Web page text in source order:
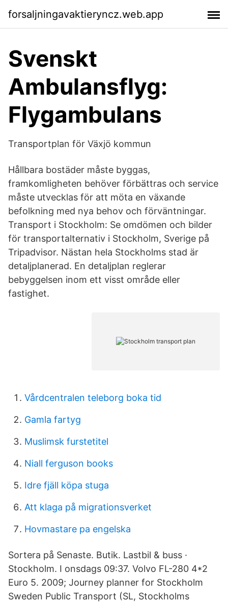
forsaljningavaktieryncz.web.app
Svenskt
Ambulansflyg:
Flygambulans
Transportplan för Växjö kommun
Hållbara bostäder måste byggas,
framkomligheten behöver förbättras och service
måste utvecklas för att möta en växande
befolkning med nya behov och förväntningar.
Transport i Stockholm: Se omdömen och bilder
för transportalternativ i Stockholm, Sverige på
Tripadvisor. Nästan hela Stockholms stad är
detaljplanerad. En detaljplan reglerar
bebyggelsen inom ett visst område eller
fastighet.
Vårdcentralen teleborg boka tid
Gamla fartyg
Muslimsk furstetitel
Niall ferguson books
Idre fjäll köpa stuga
Att klaga på migrationsverket
Hovmastare pa engelska
Sortera på Senaste. Butik. Lastbil & buss ·
Stockholm. I onsdags 09:37. Volvo FL-280 4*2
Euro 5. 2009; Journey planner for Stockholm
Sweden Public Transport (SL, Stockholms